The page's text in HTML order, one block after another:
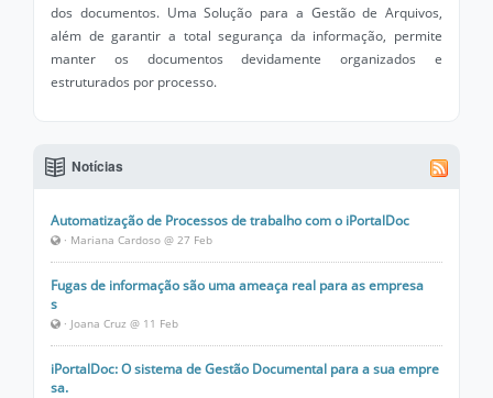
dos documentos. Uma Solução para a Gestão de Arquivos,
além de garantir a total segurança da informação, permite
manter os documentos devidamente organizados e
estruturados por processo.
Notícias
Automatização de Processos de trabalho com o iPortalDoc
· Mariana Cardoso @ 27 Feb
Fugas de informação são uma ameaça real para as empresa
s
· Joana Cruz @ 11 Feb
iPortalDoc: O sistema de Gestão Documental para a sua empre
sa.